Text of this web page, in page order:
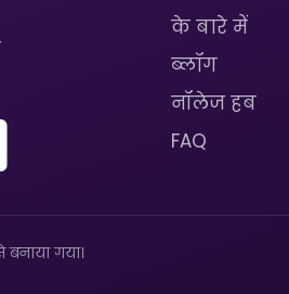
के बारे में
ब्लॉग
नॉलेज हब
FAQ
गया।